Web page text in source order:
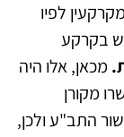
לפיו
בקרקע
מכאן, אלו היה
מקורן
התב"ע ולכן,